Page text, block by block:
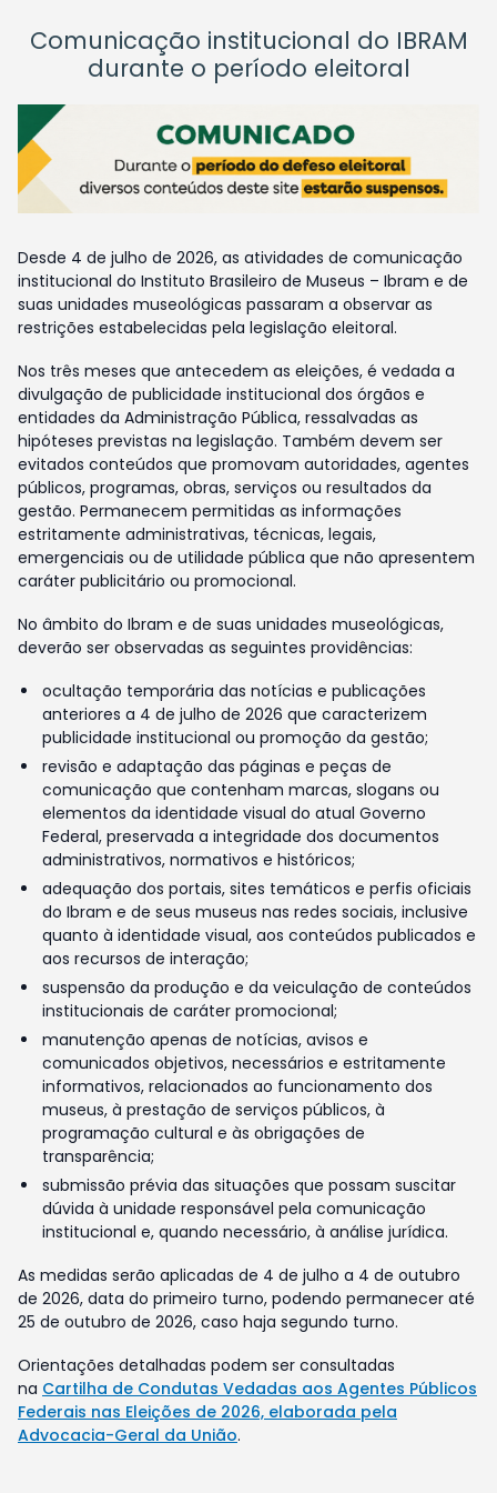
Comunicação institucional do IBRAM
durante o período eleitoral
Desde 4 de julho de 2026, as atividades de comunicação
institucional do Instituto Brasileiro de Museus – Ibram e de
suas unidades museológicas passaram a observar as
restrições estabelecidas pela legislação eleitoral.
Nos três meses que antecedem as eleições, é vedada a
divulgação de publicidade institucional dos órgãos e
entidades da Administração Pública, ressalvadas as
hipóteses previstas na legislação. Também devem ser
evitados conteúdos que promovam autoridades, agentes
públicos, programas, obras, serviços ou resultados da
gestão. Permanecem permitidas as informações
estritamente administrativas, técnicas, legais,
emergenciais ou de utilidade pública que não apresentem
caráter publicitário ou promocional.
No âmbito do Ibram e de suas unidades museológicas,
deverão ser observadas as seguintes providências:
ocultação temporária das notícias e publicações
anteriores a 4 de julho de 2026 que caracterizem
publicidade institucional ou promoção da gestão;
revisão e adaptação das páginas e peças de
comunicação que contenham marcas, slogans ou
elementos da identidade visual do atual Governo
Federal, preservada a integridade dos documentos
administrativos, normativos e históricos;
adequação dos portais, sites temáticos e perfis oficiais
do Ibram e de seus museus nas redes sociais, inclusive
quanto à identidade visual, aos conteúdos publicados e
aos recursos de interação;
suspensão da produção e da veiculação de conteúdos
institucionais de caráter promocional;
manutenção apenas de notícias, avisos e
comunicados objetivos, necessários e estritamente
informativos, relacionados ao funcionamento dos
museus, à prestação de serviços públicos, à
programação cultural e às obrigações de
transparência;
submissão prévia das situações que possam suscitar
dúvida à unidade responsável pela comunicação
institucional e, quando necessário, à análise jurídica.
As medidas serão aplicadas de 4 de julho a 4 de outubro
de 2026, data do primeiro turno, podendo permanecer até
25 de outubro de 2026, caso haja segundo turno.
Orientações detalhadas podem ser consultadas
na Cartilha de Condutas Vedadas aos Agentes Públicos
Federais nas Eleições de 2026, elaborada pela
Advocacia-Geral da União.